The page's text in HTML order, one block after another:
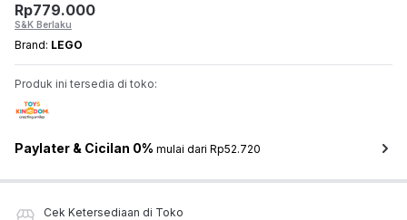
Rp779.000
S&K Berlaku
Brand: LEGO
Produk ini tersedia di toko:
Paylater & Cicilan 0% mulai dari Rp52.720
Cek Ketersediaan di Toko